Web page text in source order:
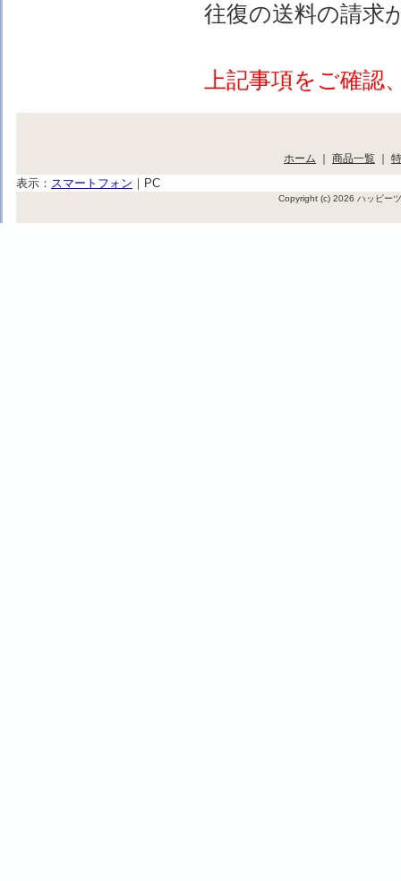
往復の送料の請求
上記事項をご確
ホーム ｜ 商品一覧 ｜
表示： スマートフォン ｜ PC
Copyright (c) 2026 ハッピー